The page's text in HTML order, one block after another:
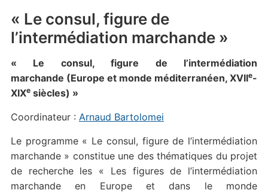
« Le consul, figure de
l’intermédiation marchande »
« Le consul, figure de l’intermédiation
marchande (Europe et monde méditerranéen, XVIIe-
XIXesiècles) »
Coordinateur : Arnaud Bartolomei
Le programme « Le consul, figure de l’intermédiation
marchande » constitue une des thématiques du projet
de recherche les « Les figures de l’intermédiation
marchande en Europe et dans le monde